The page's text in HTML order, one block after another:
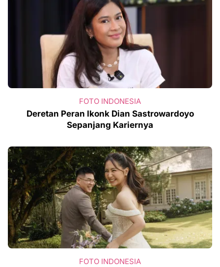
FOTO INDONESIA
Deretan Peran Ikonk Dian Sastrowardoyo
Sepanjang Kariernya
FOTO INDONESIA